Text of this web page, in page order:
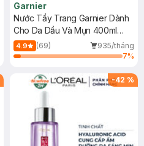
Garnier
Nước Tẩy Trang Garnier Dành
Cho Da Dầu Và Mụn 400ml
(Mới)
4.9 (69)
935/tháng
7%
-42 %